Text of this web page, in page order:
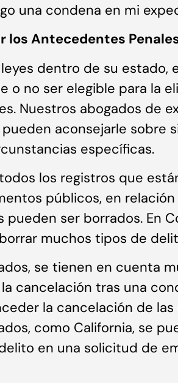
una condena en mi
los Antecedentes
dentro de su estado,
o no ser elegible para la
Nuestros abogados de
aconsejarle sobre
específicas.
los registros que
públicos, en
pueden ser borrados. En
muchos tipos de
se tienen en cuenta
cancelación tras una
la cancelación de las
como California, se
en una solicitud de